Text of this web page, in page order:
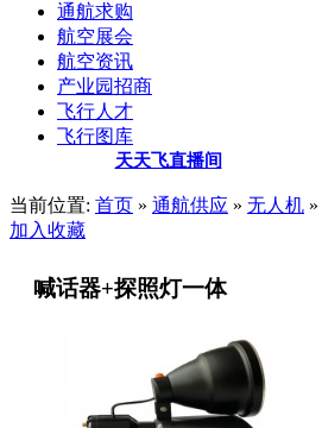
通航求购
航空展会
航空资讯
产业园招商
飞行人才
飞行图库
天天飞直播间
当前位置: 首页 » 通航供应 » 无人机 »
加入收藏
喊话器+探照灯一体